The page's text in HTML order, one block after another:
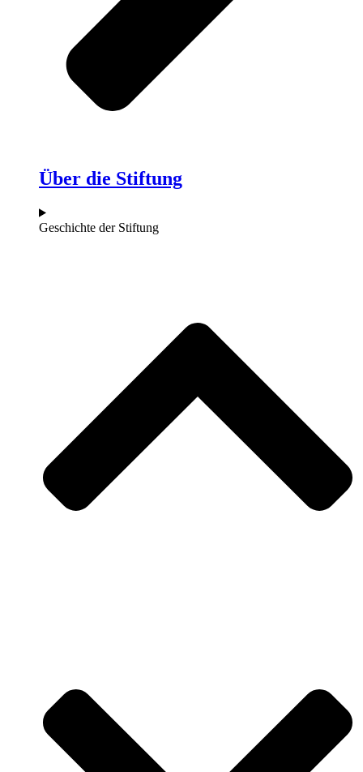
Über die Stiftung
Geschichte der Stiftung